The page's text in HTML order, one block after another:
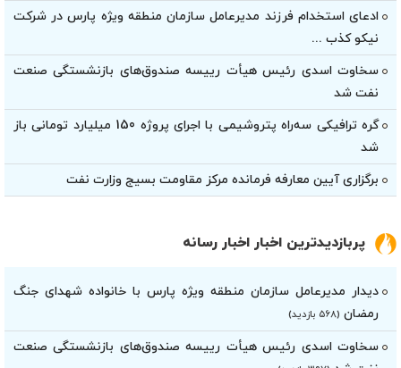
ادعای استخدام فرزند مدیرعامل سازمان منطقه ویژه پارس در شرکت
نیکو کذب ...
سخاوت اسدی رئیس هیأت‌ رییسه صندوق‌های بازنشستگی صنعت
نفت شد
گره ترافیکی سه‌راه پتروشیمی با اجرای پروژه 150 میلیارد تومانی باز
شد
برگزاری آیین معارفه فرمانده مرکز مقاومت بسیج وزارت نفت
پربازدیدترین اخبار اخبار رسانه
دیدار مدیرعامل سازمان منطقه ویژه پارس با خانواده شهدای جنگ
رمضان(۵۶۸ بازدید)
سخاوت اسدی رئیس هیأت‌ رییسه صندوق‌های بازنشستگی صنعت